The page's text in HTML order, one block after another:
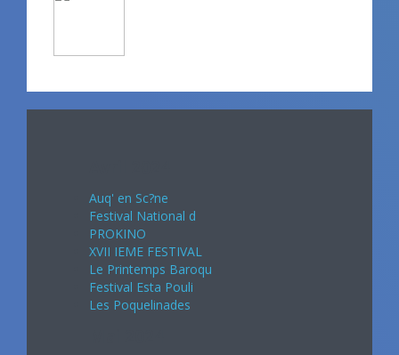
Auq' en Sc?ne
Festival National d
PROKINO
XVII IEME FESTIVAL
Le Printemps Baroqu
Festival Esta Pouli
Les Poquelinades